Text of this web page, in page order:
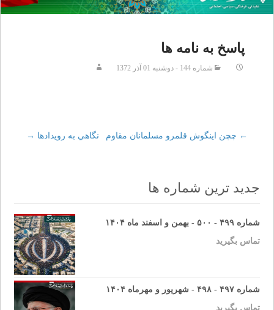
پاسخ به نامه ها
شماره 144 - دوشنبه 01 آذر 1372
Post
navigation
← چچن اینگوش قلمرو مسلمانان مقاوم نگاهي به رويدادها →
جدید ترین شماره ها
شماره ۴۹۹ - ۵۰۰ - بهمن و اسفند ماه ۱۴۰۴
تماس بگیرید
شماره ۴۹۷ - ۴۹۸ - شهریور و مهرماه ۱۴۰۴
تماس بگیرید